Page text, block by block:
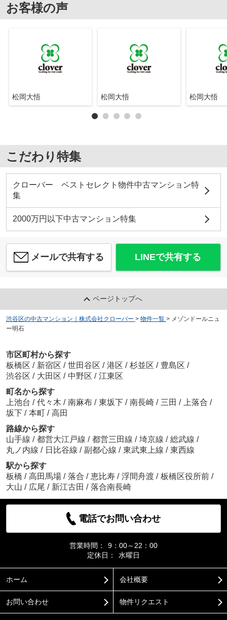
お客様の声
松岡大悟 松岡大悟 松岡大悟
こだわり特集
クローバー ベストセレクト物件中古マンション特
集
2000万円以下中古マンション特集
メールで共有する LINEで共有する
ページトップへ
渋谷区の中古マンション｜株式会社クローバー > 物件一覧 > メゾンドールニュ
ー明石
市区町村から探す
板橋区 / 新宿区 / 世田谷区 / 港区 / 杉並区 / 豊島区 /
渋谷区 / 大田区 / 中野区 / 江東区
町名から探す
上池台 / 代々木 / 南麻布 / 東坂下 / 南長崎 / 三田 / 上落合 /
坂下 / 本町 / 高田
路線から探す
山手線 / 都営大江戸線 / 都営三田線 / 埼京線 / 総武線 /
丸ノ内線 / 日比谷線 / 副都心線 / 東武東上線 / 東西線
駅から探す
板橋 / 高田馬場 / 落合 / 恵比寿 / 浮間舟渡 / 板橋区役所前 /
大山 / 広尾 / 新江古田 / 落合南長崎
電話でお問い合わせ
営業時間：
9：00～22：00
定休日：
水曜日
ホーム 会社概要
お問い合わせ 物件リクエスト